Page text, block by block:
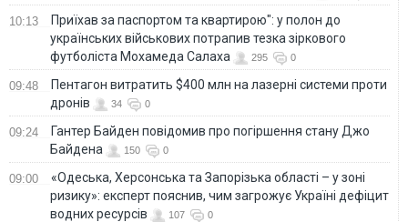
10:13
Приїхав за паспортом та квартирою": у полон до
українських військових потрапив тезка зіркового
футболіста Мохамеда Салаха
295 0
09:48
Пентагон витратить $400 млн на лазерні системи проти
дронів
34 0
09:24
Гантер Байден повідомив про погіршення стану Джо
Байдена
150 0
09:00
«Одеська, Херсонська та Запорізька області – у зоні
ризику»: експерт пояснив, чим загрожує Україні дефіцит
водних ресурсів
107 0